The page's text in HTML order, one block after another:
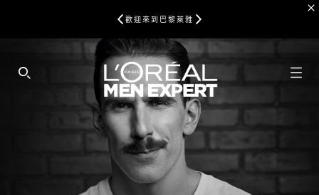
歡迎來到巴黎萊雅
SEARCH THIS SITE